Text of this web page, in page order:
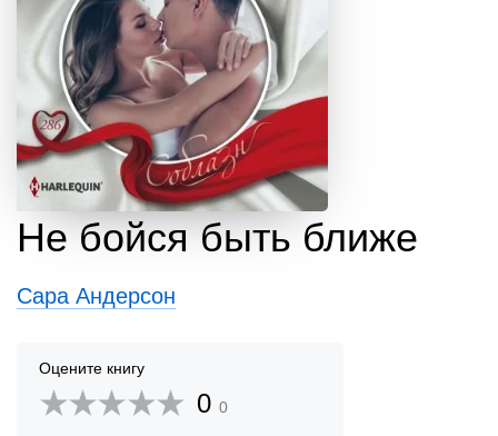
Не бойся быть ближе
Сара Андерсон
Оцените книгу
0 0